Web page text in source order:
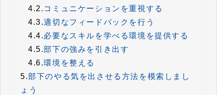
4.2. コミュニケーションを重視する
4.3.適切なフィードバックを行う
4.4.必要なスキルを学べる環境を提供する
4.5.部下の強みを引き出す
4.6.環境を整える
5.部下のやる気を出させる方法を模索しまし
ょう